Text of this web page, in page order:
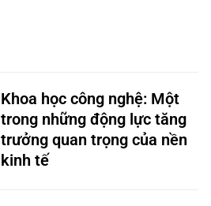
Khoa học công nghệ: Một
trong những động lực tăng
trưởng quan trọng của nền
kinh tế